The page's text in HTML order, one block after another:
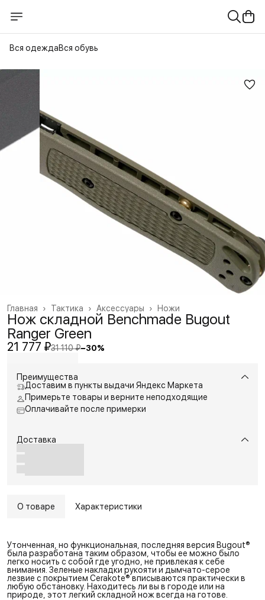
Вся одеждаВся обувь
Ножи
Аксессуары ›
Тактика ›
Главная ›
Нож складной Benchmade Bugout
Ranger Green
21 777 ₽31 110 ₽−30%
Преимущества
Доставим в пункты выдачи Яндекс Маркета
Примерьте товары и верните неподходящие
Оплачивайте после примерки
Доставка
О товаре Характеристики
Утонченная, но функциональная, последняя версия Bugout®
была разработана таким образом, чтобы ее можно было
легко носить с собой где угодно, не привлекая к себе
внимания. Зеленые накладки рукояти и дымчато-серое
лезвие с покрытием Cerakote® вписываются практически в
любую обстановку. Находитесь ли вы в городе или на
природе, этот легкий складной нож всегда на готове.